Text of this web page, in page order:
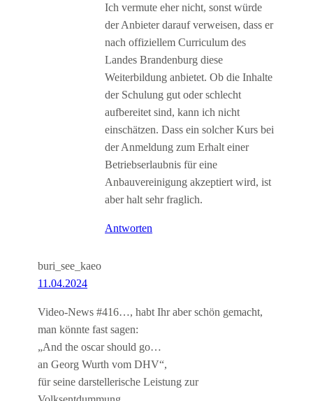
Ich vermute eher nicht, sonst würde
der Anbieter darauf verweisen, dass er
nach offiziellem Curriculum des
Landes Brandenburg diese
Weiterbildung anbietet. Ob die Inhalte
der Schulung gut oder schlecht
aufbereitet sind, kann ich nicht
einschätzen. Dass ein solcher Kurs bei
der Anmeldung zum Erhalt einer
Betriebserlaubnis für eine
Anbauvereinigung akzeptiert wird, ist
aber halt sehr fraglich.
Antworten
buri_see_kaeo
11.04.2024
Video-News #416…, habt Ihr aber schön gemacht,
man könnte fast sagen:
„And the oscar should go…
an Georg Wurth vom DHV“,
für seine darstellerische Leistung zur